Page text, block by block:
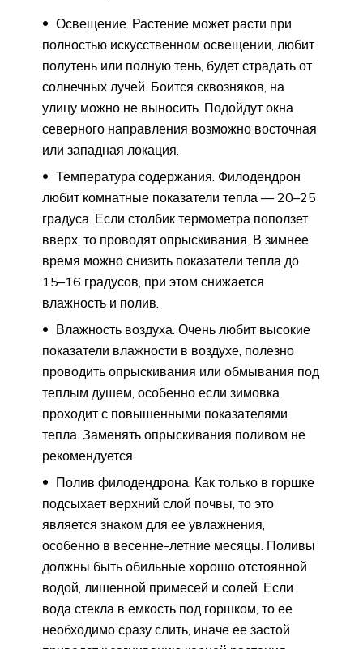
Освещение. Растение может расти при
полностью искусственном освещении, любит
полутень или полную тень, будет страдать от
солнечных лучей. Боится сквозняков, на
улицу можно не выносить. Подойдут окна
северного направления возможно восточная
или западная локация.
Температура содержания. Филодендрон
любит комнатные показатели тепла — 20–25
градуса. Если столбик термометра поползет
вверх, то проводят опрыскивания. В зимнее
время можно снизить показатели тепла до
15–16 градусов, при этом снижается
влажность и полив.
Влажность воздуха. Очень любит высокие
показатели влажности в воздухе, полезно
проводить опрыскивания или обмывания под
теплым душем, особенно если зимовка
проходит с повышенными показателями
тепла. Заменять опрыскивания поливом не
рекомендуется.
Полив филодендрона. Как только в горшке
подсыхает верхний слой почвы, то это
является знаком для ее увлажнения,
особенно в весенне-летние месяцы. Поливы
должны быть обильные хорошо отстоянной
водой, лишенной примесей и солей. Если
вода стекла в емкость под горшком, то ее
необходимо сразу слить, иначе ее застой